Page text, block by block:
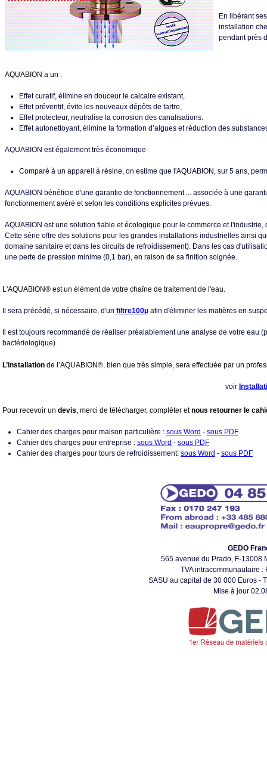
En libérant
installation
pendant près
AQUABION a un :
Effet curatif, élimine en douceur le calcaire existant,
Effet préventif, évite les nouveaux dépôts de tartre,
Effet protecteur, neutralise la corrosion des canalisations.
Effet autonettoyant, élimine la formation d’algues et réduction des
AQUABION est également très économique
Comparé à un appareil à résine, on estime que l'AQUABION, sur 5 ans,
AQUABION bénéficie d'une garantie de fonctionnement ... associée à une
fonctionnement avéré et selon les conditions explicites prévues.
AQUABION est une solution fiable et écologique pour le commerce et
Cette série offre des solutions pour les grandes installations industrielles ainsi
domaine sanitaire et dans les circuits de refroidissement). Dans les cas
une perte de pression minime (0,1 bar), en raison de sa finition soignée.
L'AQUABION® est un élément de votre chaîne de traitement de l'eau.
Il sera précédé, si nécessaire, d'un filtre100µ afin d'éliminer les matières en
Il est toujours recommandé de réaliser préalablement une analyse de votre
bactériologique)
L’installation de l’AQUABION®, bien que très simple, sera effectuée par un
voir
Pour recevoir un devis, merci de télécharger, compléter etnous retourner le
Cahier des charges pour maison particulière : sous Word - sous PDF
Cahier des charges pour entreprise : sous Word - sous PDF
Cahier des charges pour tours de refroidissement: sous Word - sous PDF
GEDO
565 avenue du Prado, F-13008
TVA intracommunautaire
SASU au capital de 30 000 Euros -
Mise à jour